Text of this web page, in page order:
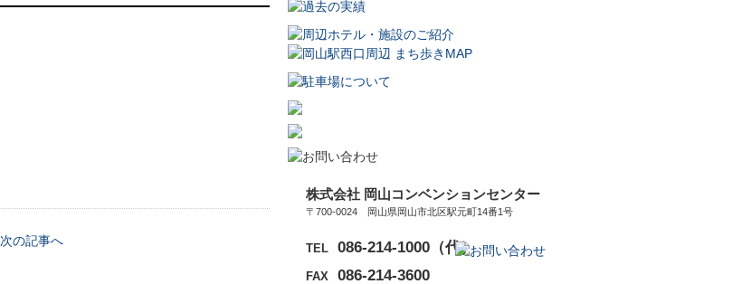
次の記事へ
株式会社 岡山コンベンションセンター
〒700-0024 岡山県岡山市北区駅元町14番1号
TEL 086-214-1000（代）
FAX 086-214-3600